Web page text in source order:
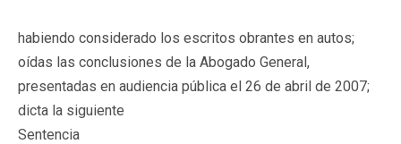
habiendo considerado los escritos obrantes en autos;
oídas las conclusiones de la Abogado General,
presentadas en audiencia pública el 26 de abril de 2007;
dicta la siguiente
Sentencia